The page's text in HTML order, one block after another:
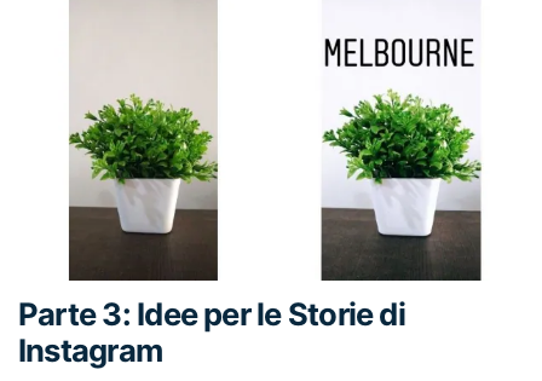
Parte 3: Idee per le Storie di
Instagram